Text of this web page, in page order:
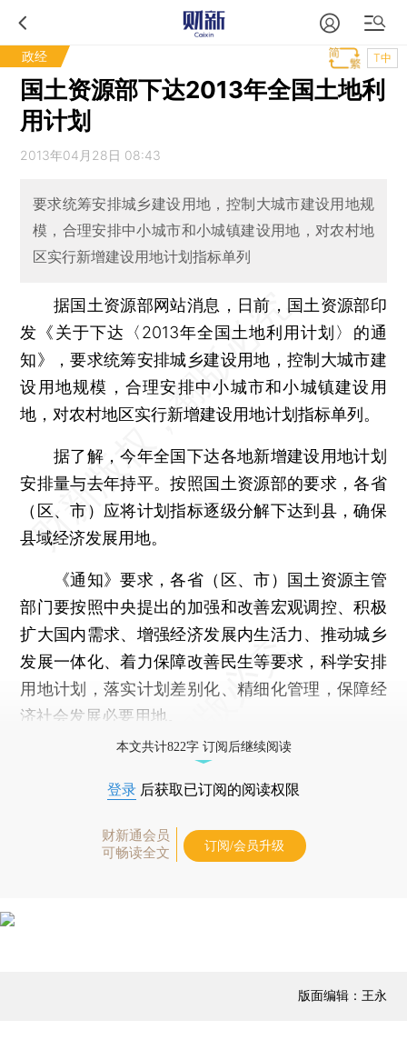
政经 T中
国土资源部下达2013年全国土地利
用计划
2013年04月28日 08:43
要求统筹安排城乡建设用地，控制大城市建设用地规
模，合理安排中小城市和小城镇建设用地，对农村地
区实行新增建设用地计划指标单列
据国土资源部网站消息，日前，国土资源部印
发《关于下达〈2013年全国土地利用计划〉的通
知》，要求统筹安排城乡建设用地，控制大城市建
设用地规模，合理安排中小城市和小城镇建设用
地，对农村地区实行新增建设用地计划指标单列。
据了解，今年全国下达各地新增建设用地计划
安排量与去年持平。按照国土资源部的要求，各省
（区、市）应将计划指标逐级分解下达到县，确保
县域经济发展用地。
《通知》要求，各省（区、市）国土资源主管
部门要按照中央提出的加强和改善宏观调控、积极
扩大国内需求、增强经济发展内生活力、推动城乡
发展一体化、着力保障改善民生等要求，科学安排
用地计划，落实计划差别化、精细化管理，保障经
济社会发展必要用地。
本文共计822字 订阅后继续阅读
登录 后获取已订阅的阅读权限
财新通会员
可畅读全文
订阅/会员升级
版面编辑：王永